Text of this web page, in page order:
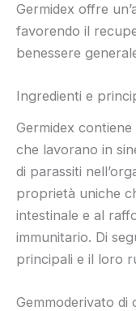
Germidex offre
favorendo il
benessere
Ingredienti e
Germidex
che lavorano in
di parassiti
proprietà uniche
intestinale e al
immunitario. Di
principali e il loro
Gemmoderivato di